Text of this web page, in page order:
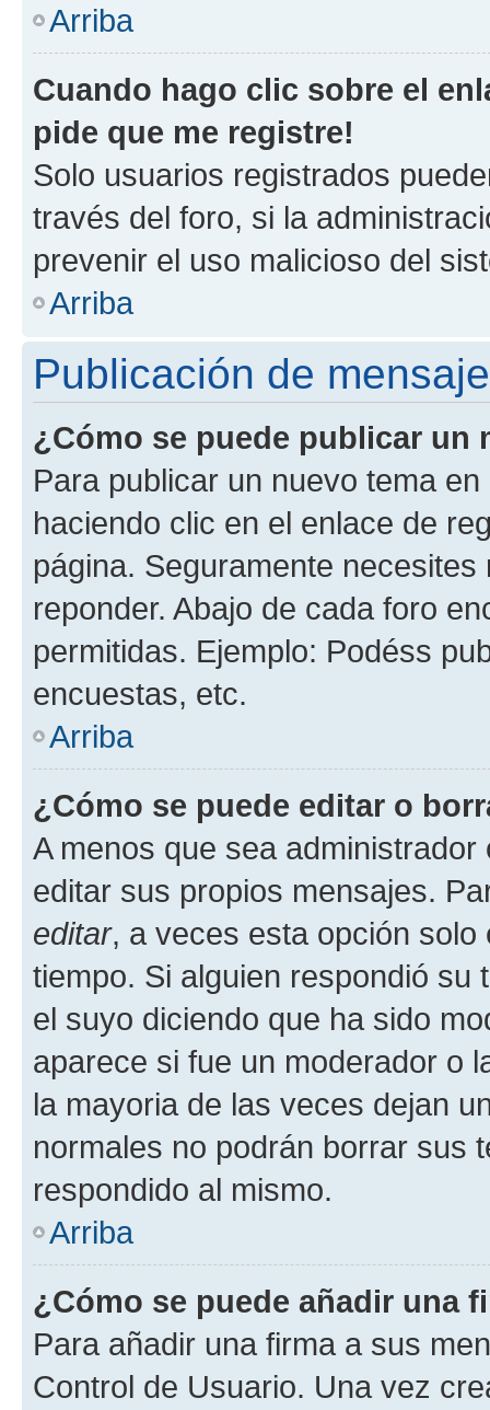
Arriba
Cuando hago clic sobre el
pide que me registre!
Solo usuarios registrados
través del foro, si la
prevenir el uso malicioso del
Arriba
Publicación de
¿Cómo se puede publicar un
Para publicar un nuevo tema
haciendo clic en el enlace de
página. Seguramente
reponder. Abajo de cada foro
permitidas. Ejemplo: Podéss
encuestas, etc.
Arriba
¿Cómo se puede editar o
A menos que sea
editar sus propios mensajes.
editar, a veces esta opción
tiempo. Si alguien respondió su
el suyo diciendo que ha sido
aparece si fue un moderador o
la mayoria de las veces dejan
normales no podrán borrar sus
respondido al mismo.
Arriba
¿Cómo se puede añadir una
Para añadir una firma a sus
Control de Usuario. Una vez